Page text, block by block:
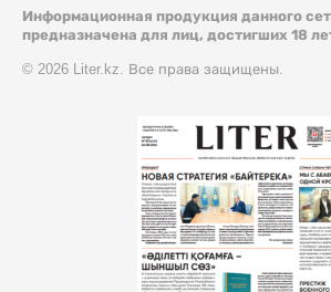
Информационная продукция данного
предназначена для лиц, достигших 18
© 2026 Liter.kz. Все права защищены.